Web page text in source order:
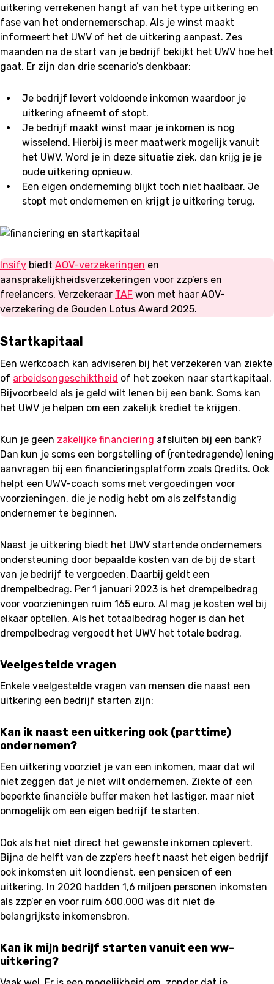
uitkering verrekenen hangt af van het type uitkering en
fase van het ondernemerschap. Als je winst maakt
informeert het UWV of het de uitkering aanpast. Zes
maanden na de start van je bedrijf bekijkt het UWV hoe het
gaat. Er zijn dan drie scenario’s denkbaar:
Je bedrijf levert voldoende inkomen waardoor je
uitkering afneemt of stopt.
Je bedrijf maakt winst maar je inkomen is nog
wisselend. Hierbij is meer maatwerk mogelijk vanuit
het UWV. Word je in deze situatie ziek, dan krijg je je
oude uitkering opnieuw.
Een eigen onderneming blijkt toch niet haalbaar. Je
stopt met ondernemen en krijgt je uitkering terug.
Insify biedt AOV-verzekeringen en
aansprakelijkheidsverzekeringen voor zzp’ers en
freelancers. Verzekeraar TAF won met haar AOV-
verzekering de Gouden Lotus Award 2025.
Startkapitaal
Een werkcoach kan adviseren bij het verzekeren van ziekte
of arbeidsongeschiktheid of het zoeken naar startkapitaal.
Bijvoorbeeld als je geld wilt lenen bij een bank. Soms kan
het UWV je helpen om een zakelijk krediet te krijgen.
Kun je geen zakelijke financiering afsluiten bij een bank?
Dan kun je soms een borgstelling of (rentedragende) lening
aanvragen bij een financieringsplatform zoals Qredits. Ook
helpt een UWV-coach soms met vergoedingen voor
voorzieningen, die je nodig hebt om als zelfstandig
ondernemer te beginnen.
Naast je uitkering biedt het UWV startende ondernemers
ondersteuning door bepaalde kosten van de bij de start
van je bedrijf te vergoeden. Daarbij geldt een
drempelbedrag. Per 1 januari 2023 is het drempelbedrag
voor voorzieningen ruim 165 euro. Al mag je kosten wel bij
elkaar optellen. Als het totaalbedrag hoger is dan het
drempelbedrag vergoedt het UWV het totale bedrag.
Veelgestelde vragen
Enkele veelgestelde vragen van mensen die naast een
uitkering een bedrijf starten zijn:
Kan ik naast een uitkering ook (parttime)
ondernemen?
Een uitkering voorziet je van een inkomen, maar dat wil
niet zeggen dat je niet wilt ondernemen. Ziekte of een
beperkte financiële buffer maken het lastiger, maar niet
onmogelijk om een eigen bedrijf te starten.
Ook als het niet direct het gewenste inkomen oplevert.
Bijna de helft van de zzp’ers heeft naast het eigen bedrijf
ook inkomsten uit loondienst, een pensioen of een
uitkering. In 2020 hadden 1,6 miljoen personen inkomsten
als zzp’er en voor ruim 600.000 was dit niet de
belangrijkste inkomensbron.
Kan ik mijn bedrijf starten vanuit een ww-
uitkering?